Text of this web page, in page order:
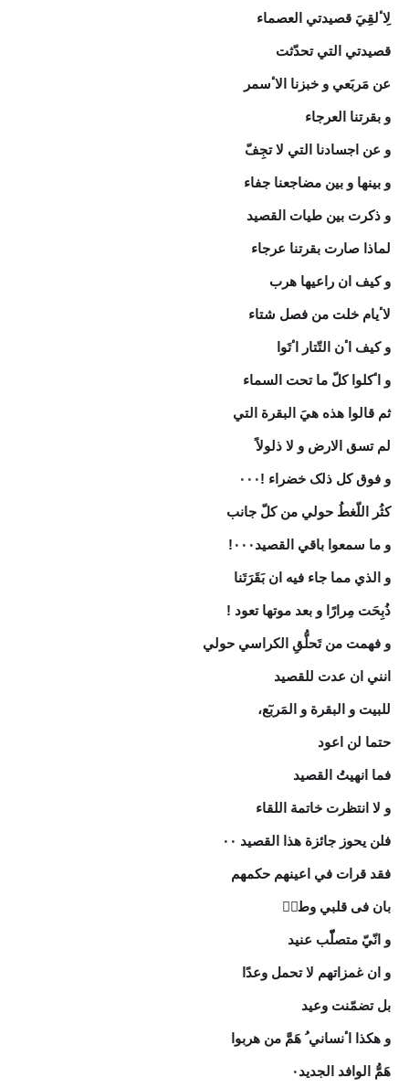
لِاٴلقِيَ قصیدتي العصماء
قصیدتي التي تحدّثت
عن مَربَعي و خبزنا الاٴسمر
و بقرتنا العرجاء
و عن اجسادنا التي لا تجِفّ
و بینها و بین مضاجعنا جفاء
و ذکرت بین طیات القصید
لماذا صارت بقرتنا عرجاء
و کیف ان راعیها هرب
لاٴیام خلت من فصل شتاء
و کیف اٴن التّتار اٴتَوا
و اٴکلوا کلّ ما تحت السماء
ثم قالوا هذه هيَ البقرة التي
لم تسق الارض و لا ذلولاً
و فوق کل ذلک خضراء !٠٠٠
کثُر اللّغطُ حولي من کلّ جانب
و ما سمعوا باقي القصید٠٠٠!
و الذي مما جاء فیه ان بَقَرَتَنا
ذُبِحَت مِرارًا و بعد موتها تعود !
و فهمت من تَحلُّقِ الکراسي حولي
انني ان عدت للقصید
للبیت و البقرة و المَربٓع،
حتما لن اعود
فما انهیتُ القصید
و لا انتظرت خاتمة اللقاء
فلن یحوز جائزة هذا القصید ٠٠
فقد قرات في اعینهم حکمهم
بان فی قلبي وطنؒ
و انّيّ متصلّّب عنید
و ان غمزاتهم لا تحمل وعدًا
بل تضمّنت وعید
و هکذا اٴنساني ُ هَمَّ من هربوا
هَمُّ الوافد الجدید٠